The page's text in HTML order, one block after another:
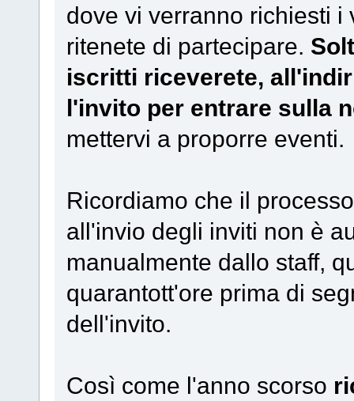
dove vi verranno richiesti
ritenete di partecipare.
iscritti riceverete,
l'invito per entrare sulla
mettervi a proporre eventi.
Ricordiamo che il
all'invio degli inviti non è
manualmente dallo staff,
quarantott'ore prima di
dell'invito.
Così come l'anno scorso